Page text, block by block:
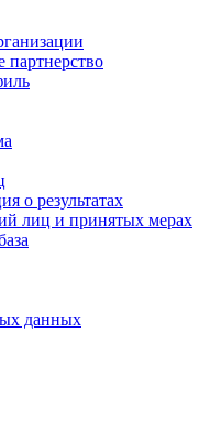
о результатах
лиц и принятых мерах
данных